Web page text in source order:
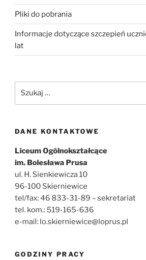
Pliki do pobrania
Informacje dotyczące szczepień
lat
DANE KONTAKTOWE
Liceum Ogólnokształcące
im. Bolesława Prusa
ul. H. Sienkiewicza 10
96-100 Skierniewice
tel/fax: 46 833-31-89 – sekretariat
tel. kom.: 519-165-636
e-mail: lo.skierniewice@loprus.pl
GODZINY PRACY